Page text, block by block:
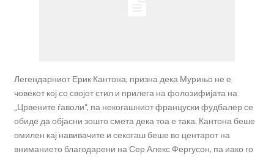
Легендарниот Ерик Кантона, призна дека Мурињо не е
човекот кој со својот стил и прилега на фолозифијата на
„Црвените ѓаволи“, па некогашниот француски фудбалер се
обиде да објасни зошто смета дека тоа е така. Кантона беше
омилен кај навивачите и секогаш беше во центарот на
вниманието благодарени на Сер Алекс Фергусон, па иако го